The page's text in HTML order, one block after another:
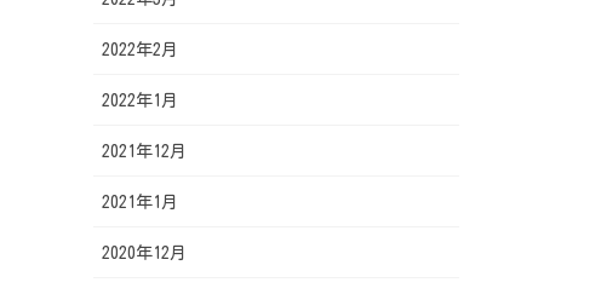
2022年2月
2022年1月
2021年12月
2021年1月
2020年12月